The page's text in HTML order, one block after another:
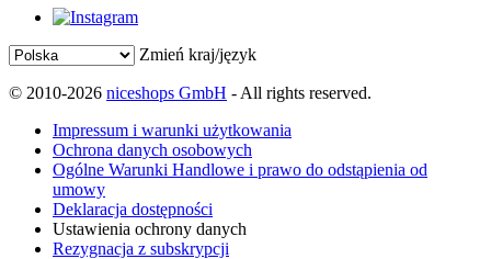
Zmień kraj/język
© 2010-2026 niceshops GmbH - All rights reserved.
Impressum i warunki użytkowania
Ochrona danych osobowych
Ogólne Warunki Handlowe i prawo do odstąpienia od
umowy
Deklaracja dostępności
Ustawienia ochrony danych
Rezygnacja z subskrypcji